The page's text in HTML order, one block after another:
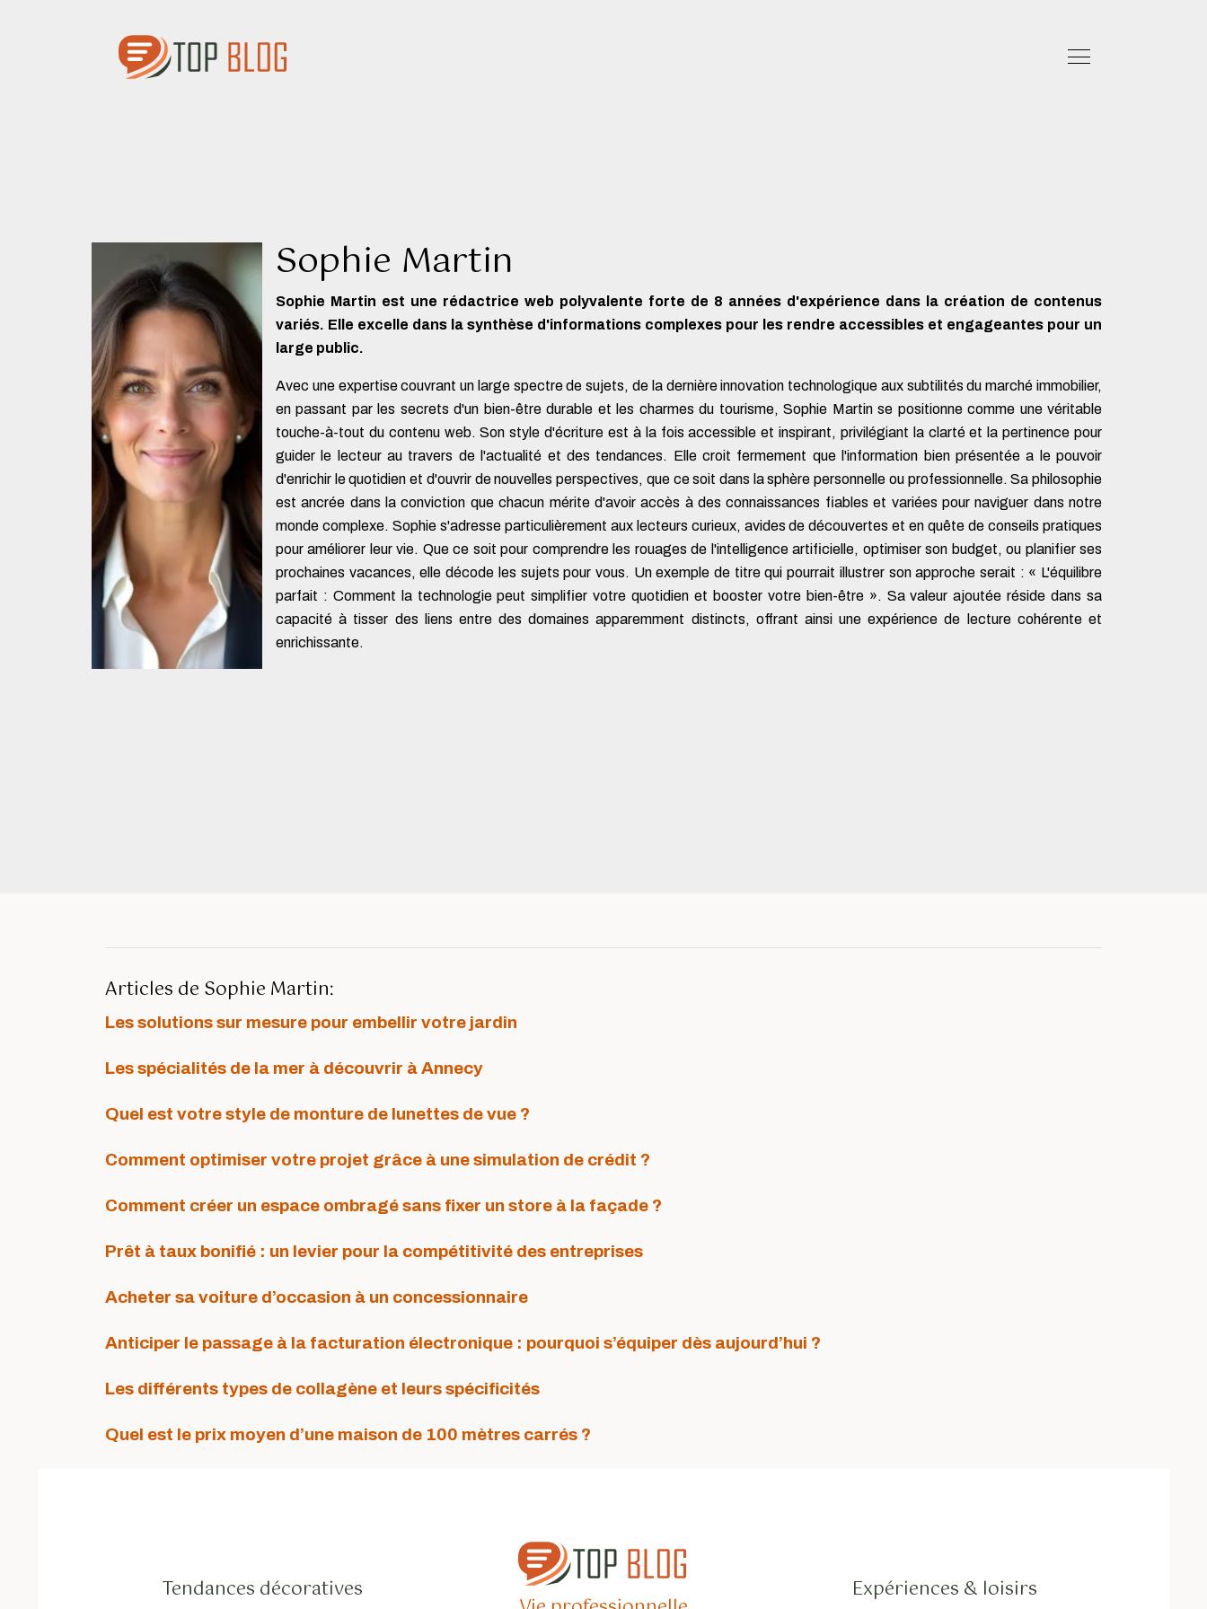
Sophie Martin
Sophie Martin est une rédactrice web polyvalente forte de 8 années d'expérience dans la création de contenus
variés. Elle excelle dans la synthèse d'informations complexes pour les rendre accessibles et engageantes pour un
large public.
Avec une expertise couvrant un large spectre de sujets, de la dernière innovation technologique aux subtilités du marché immobilier,
en passant par les secrets d'un bien-être durable et les charmes du tourisme, Sophie Martin se positionne comme une véritable
touche-à-tout du contenu web. Son style d'écriture est à la fois accessible et inspirant, privilégiant la clarté et la pertinence pour
guider le lecteur au travers de l'actualité et des tendances. Elle croit fermement que l'information bien présentée a le pouvoir
d'enrichir le quotidien et d'ouvrir de nouvelles perspectives, que ce soit dans la sphère personnelle ou professionnelle. Sa philosophie
est ancrée dans la conviction que chacun mérite d'avoir accès à des connaissances fiables et variées pour naviguer dans notre
monde complexe. Sophie s'adresse particulièrement aux lecteurs curieux, avides de découvertes et en quête de conseils pratiques
pour améliorer leur vie. Que ce soit pour comprendre les rouages de l'intelligence artificielle, optimiser son budget, ou planifier ses
prochaines vacances, elle décode les sujets pour vous. Un exemple de titre qui pourrait illustrer son approche serait : « L'équilibre
parfait : Comment la technologie peut simplifier votre quotidien et booster votre bien-être ». Sa valeur ajoutée réside dans sa
capacité à tisser des liens entre des domaines apparemment distincts, offrant ainsi une expérience de lecture cohérente et
enrichissante.
Articles de Sophie Martin:
Les solutions sur mesure pour embellir votre jardin
Les spécialités de la mer à découvrir à Annecy
Quel est votre style de monture de lunettes de vue ?
Comment optimiser votre projet grâce à une simulation de crédit ?
Comment créer un espace ombragé sans fixer un store à la façade ?
Prêt à taux bonifié : un levier pour la compétitivité des entreprises
Acheter sa voiture d’occasion à un concessionnaire
Anticiper le passage à la facturation électronique : pourquoi s’équiper dès aujourd’hui ?
Les différents types de collagène et leurs spécificités
Quel est le prix moyen d’une maison de 100 mètres carrés ?
Tendances décoratives Expériences & loisirs